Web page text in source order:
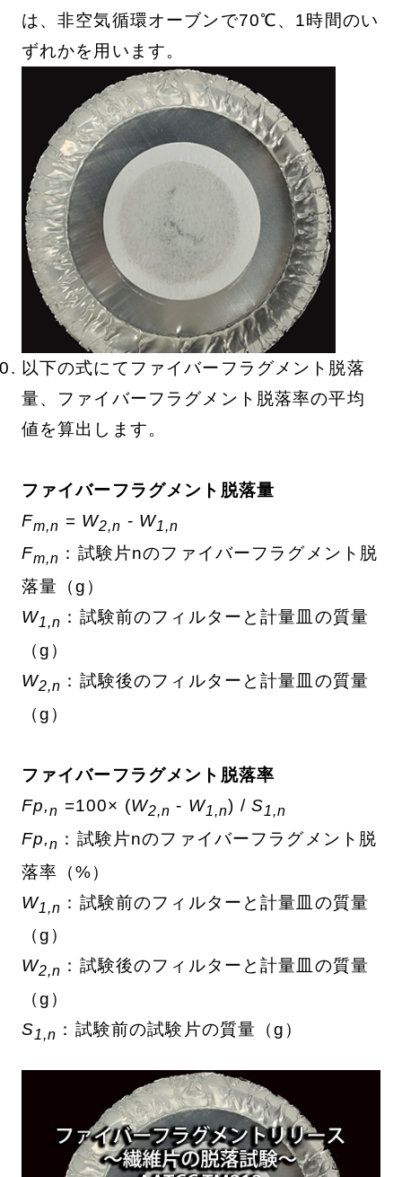
は、非空気循環オーブンで70℃、1時間のい
ずれかを用います。
以下の式にてファイバーフラグメント脱落
量、ファイバーフラグメント脱落率の平均
値を算出します。
ファイバーフラグメント脱落量
Fm,n = W2,n - W1,n
Fm,n ：試験片nのファイバーフラグメント脱
落量（g）
W1,n ：試験前のフィルターと計量皿の質量
（g）
W2,n ：試験後のフィルターと計量皿の質量
（g）
ファイバーフラグメント脱落率
Fp,n =100× (W2,n - W1,n) / S1,n
Fp,n ：試験片nのファイバーフラグメント脱
落率（%）
W1,n ：試験前のフィルターと計量皿の質量
（g）
W2,n ：試験後のフィルターと計量皿の質量
（g）
S1,n ：試験前の試験片の質量（g）